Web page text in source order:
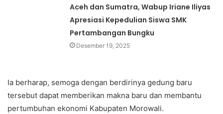
Aceh dan Sumatra, Wabup Iriane Iliyas
Apresiasi Kepedulian Siswa SMK
Pertambangan Bungku
Desember 19, 2025
Ia berharap, semoga dengan berdirinya gedung baru
tersebut dapat memberikan makna baru dan membantu
pertumbuhan ekonomi Kabupaten Morowali.